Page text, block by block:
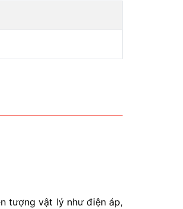
tượng vật lý như điện áp,